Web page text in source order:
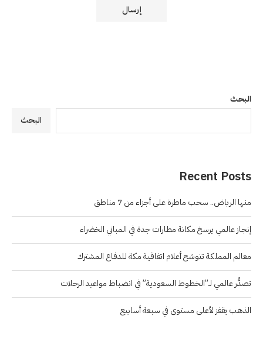
البحث
البحث
Recent Posts
منها الرياض.. سحب ماطرة على أجزاء من 7 مناطق
إنجاز عالمي يرسخ مكانة مطارات جدة في المباني الخضراء
معالم المملكة تتوشح أعلام اتفاقية مكة للدفاع المشترك
تصدُّر عالمي لـ”الخطوط السعودية” في انضباط مواعيد الرحلات
الذهب يقفز لأعلى مستوى في سبعة أسابيع